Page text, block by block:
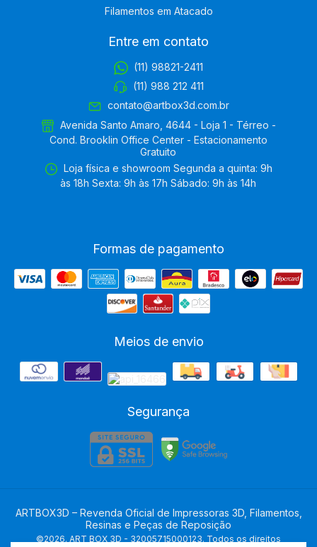
Filamentos em Atacado
Entre em contato
(11) 98821-2411
(11) 988 212 411
contato@artbox3d.com.br
Avenida Santo Amaro, 4644 - Loja 1 - Térreo -
Cond. Brooklin Office Center - Estacionamento
Gratuito
Loja física e showroom Segunda a quinta: 9h
às 18h Sexta: 9h às 17h Sábado: 9h às 14h
Formas de pagamento
Meios de envio
Segurança
ARTBOX3D – Revenda Oficial de Impressoras 3D, Filamentos,
Resinas e Peças de Reposição
©2026. ART BOX 3D - 32005715000123. Todos os direitos